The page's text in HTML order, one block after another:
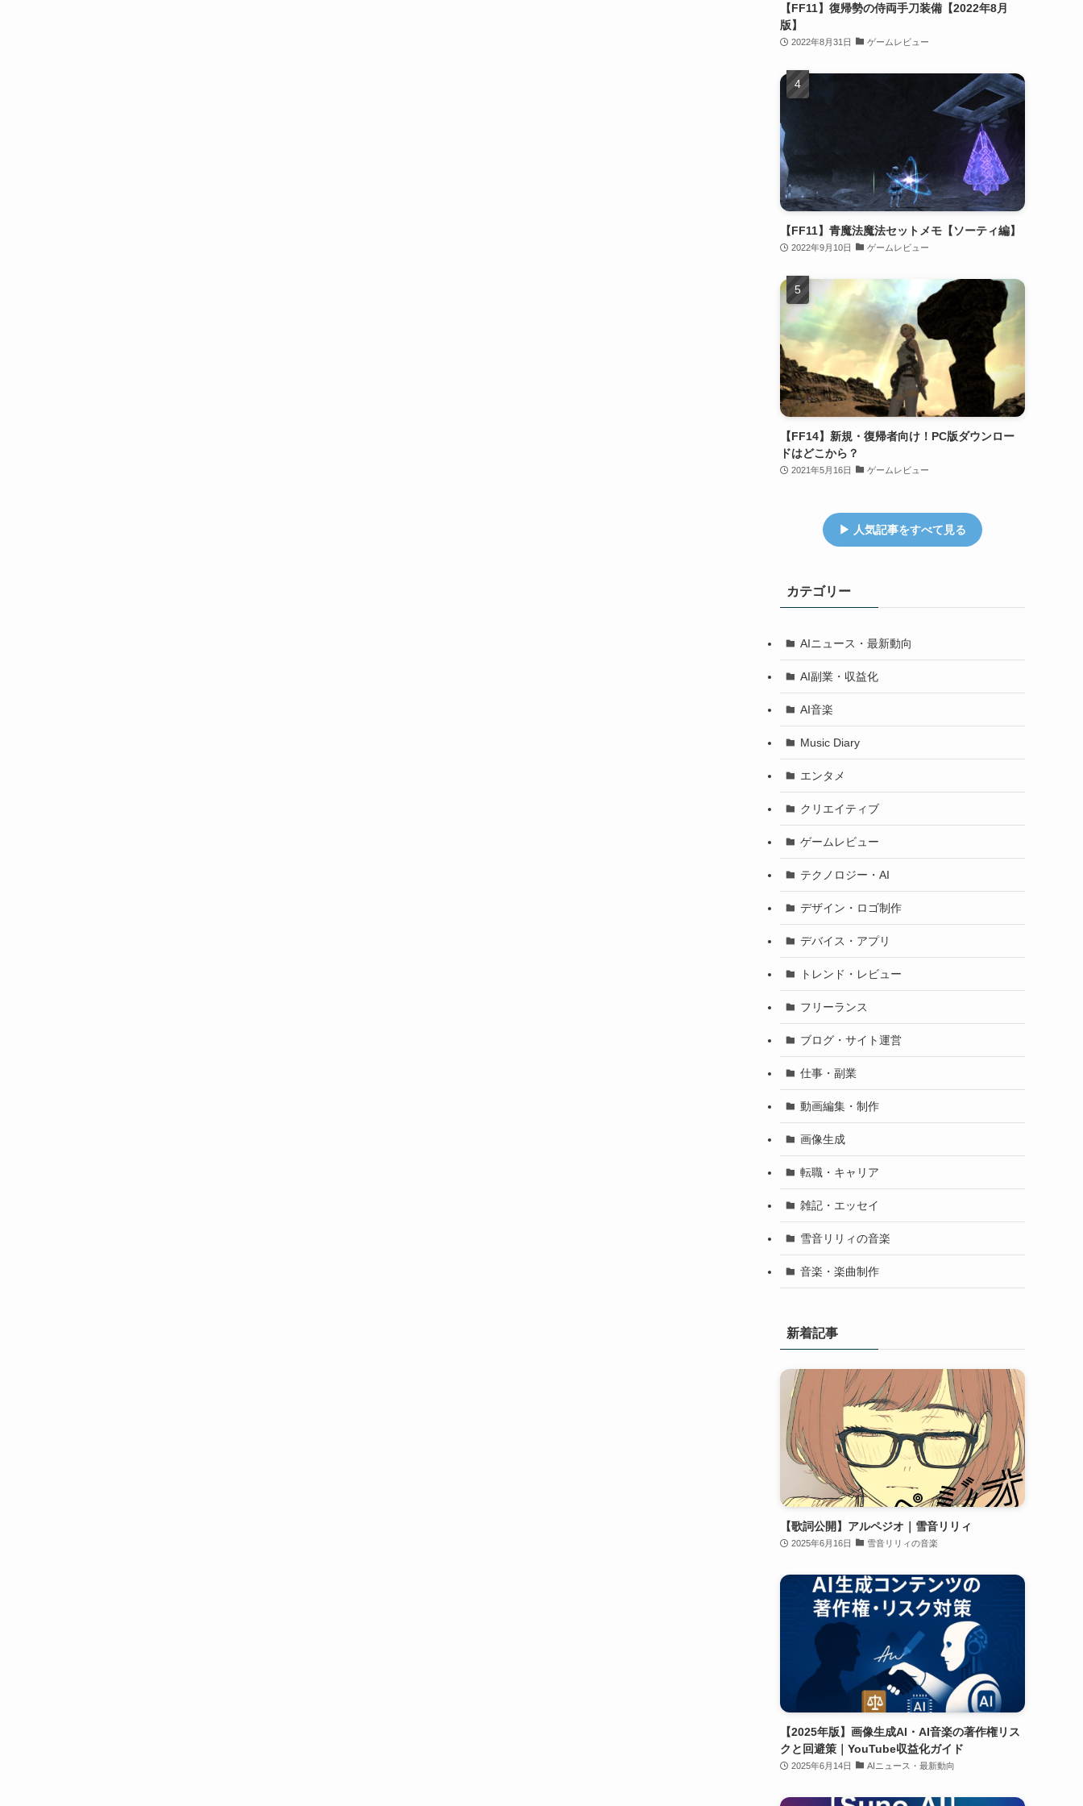
【FF11】復帰勢の侍両手刀装備【2022年8月
版】
2022年8月31日 ゲームレビュー
【FF11】青魔法魔法セットメモ【ソーティ編】
2022年9月10日 ゲームレビュー
【FF14】新規・復帰者向け！PC版ダウンロー
ドはどこから？
2021年5月16日 ゲームレビュー
▶ 人気記事をすべて見る
カテゴリー
AIニュース・最新動向
AI副業・収益化
AI音楽
Music Diary
エンタメ
クリエイティブ
ゲームレビュー
テクノロジー・AI
デザイン・ロゴ制作
デバイス・アプリ
トレンド・レビュー
フリーランス
ブログ・サイト運営
仕事・副業
動画編集・制作
画像生成
転職・キャリア
雑記・エッセイ
雪音リリィの音楽
音楽・楽曲制作
新着記事
【歌詞公開】アルペジオ｜雪音リリィ
2025年6月16日 雪音リリィの音楽
【2025年版】画像生成AI・AI音楽の著作権リス
クと回避策｜YouTube収益化ガイド
2025年6月14日 AIニュース・最新動向